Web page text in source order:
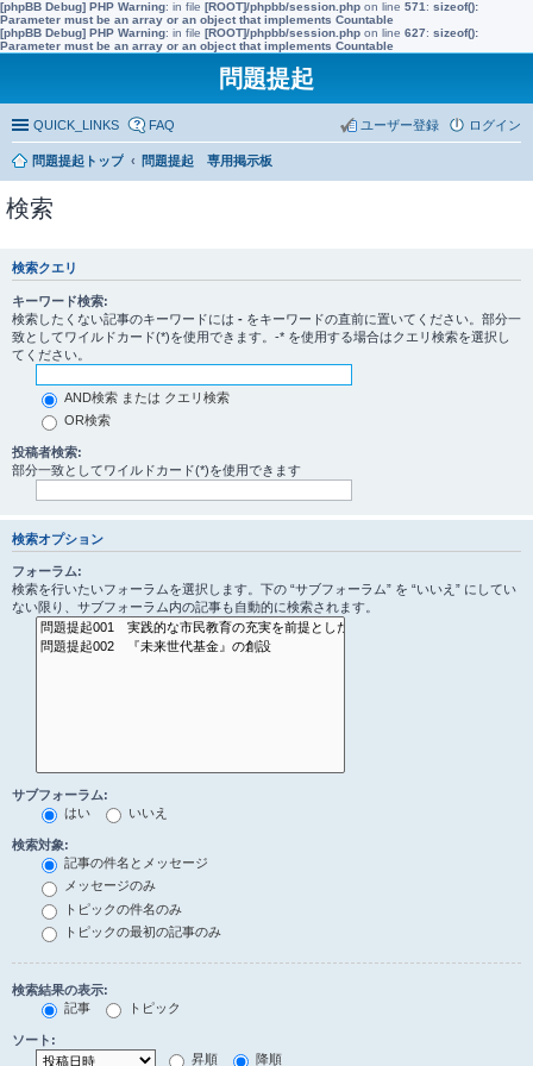
[phpBB Debug] PHP Warning: in file [ROOT]/phpbb/session.php on line 571 : sizeof():
Parameter must be an array or an object that implements Countable
[phpBB Debug] PHP Warning: in file [ROOT]/phpbb/session.php on line 627: sizeof():
Parameter must be an array or an object that implements Countable
問題提起
QUICK_LINKS FAQ ログイン
ユーザー登録
問題提起トップ 問題提起 専用掲示板
検索
検索クエリ
キーワード検索:
検索したくない記事のキーワードには - をキーワードの直前に置いてください。部分一
致としてワイルドカード(*)を使用できます。-* を使用する場合はクエリ検索を選択し
てください。
AND検索 または クエリ検索
OR検索
投稿者検索:
部分一致としてワイルドカード(*)を使用できます
検索オプション
フォーラム:
検索を行いたいフォーラムを選択します。下の “サブフォーラム” を “いいえ” にしてい
ない限り、サブフォーラム内の記事も自動的に検索されます。
サブフォーラム:
はい
いいえ
検索対象:
記事の件名とメッセージ
メッセージのみ
トピックの件名のみ
トピックの最初の記事のみ
検索結果の表示:
記事
トピック
ソート:
昇順
降順